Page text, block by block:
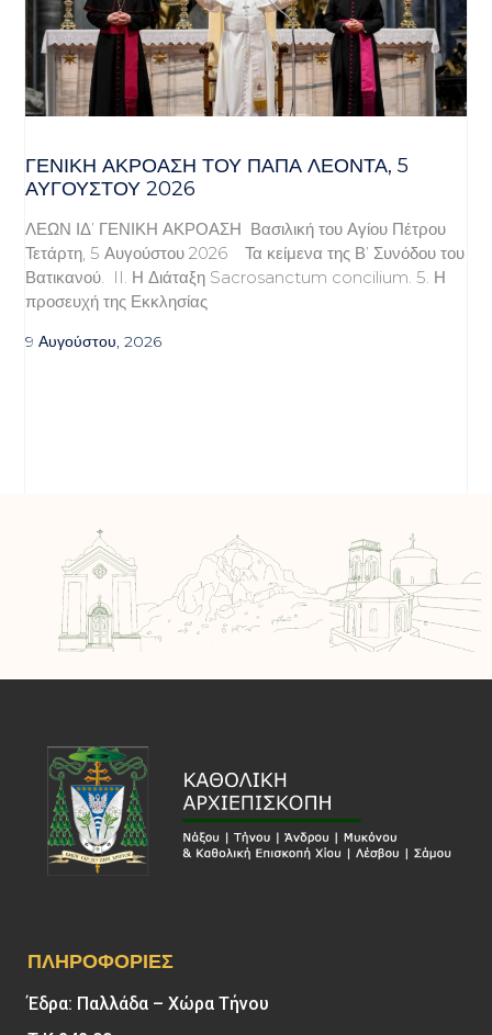
ΓΕΝΙΚΉ ΑΚΡΌΑΣΗ ΤΟΥ ΠΆΠΑ ΛΈΟΝΤΑ, 5
ΑΥΓΟΎΣΤΟΥ 2026
ΛΕΩΝ ΙΔ’ ΓΕΝΙΚΗ ΑΚΡΟΑΣΗ Βασιλική του Αγίου Πέτρου
Τετάρτη, 5 Αυγούστου 2026 Τα κείμενα της Β’ Συνόδου του
Βατικανού. II. Η Διάταξη Sacrosanctum concilium. 5. Η
προσευχή της Εκκλησίας
9 Αυγούστου, 2026
ΠΛΗΡΟΦΟΡΊΕΣ
Έδρα: Παλλάδα – Χώρα Τήνου